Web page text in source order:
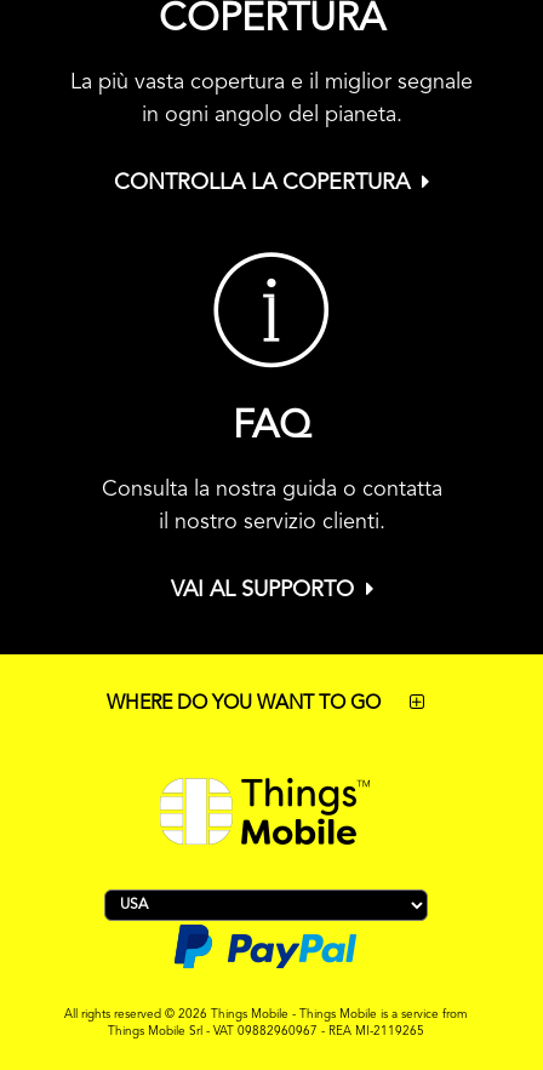
COPERTURA
La più vasta copertura e il miglior segnale
in ogni angolo del pianeta.
CONTROLLA LA COPERTURA
FAQ
Consulta la nostra guida o contatta
il nostro servizio clienti.
VAI AL SUPPORTO
WHERE DO YOU WANT TO GO
All rights reserved © 2026 Things Mobile - Things Mobile is a service from
Things Mobile Srl - VAT 09882960967 - REA MI-2119265